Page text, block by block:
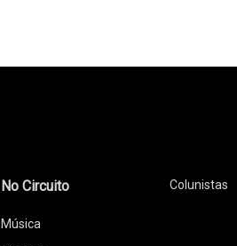
No Circuito
Música
Colunistas